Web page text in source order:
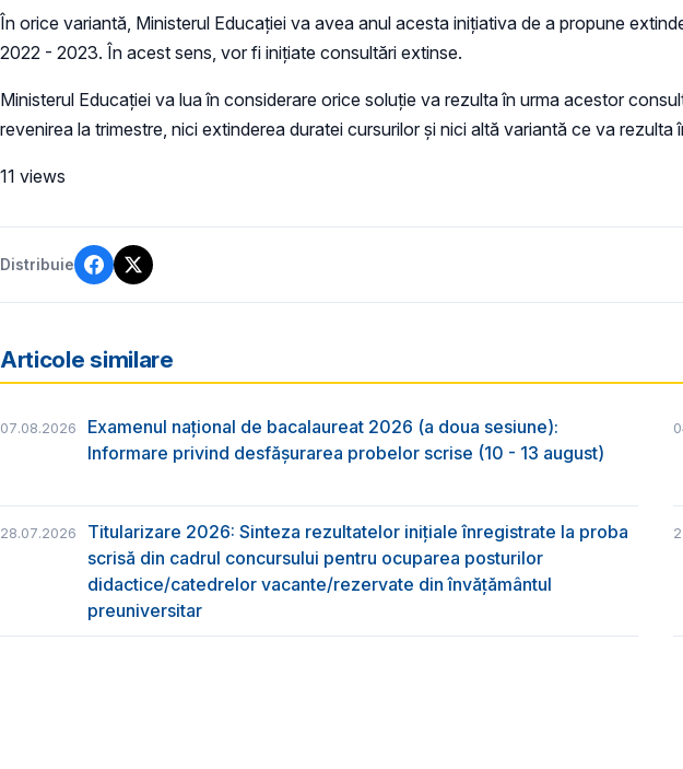
În orice variantă, Ministerul Educației va avea anul acesta inițiativa de a propune
2022 - 2023. În acest sens, vor fi inițiate consultări extinse.
Ministerul Educației va lua în considerare orice soluție va rezulta în urma acestor
revenirea la trimestre, nici extinderea duratei cursurilor și nici altă variantă ce va rezulta
11 views
Distribuie
Articole similare
07.08.2026
Examenul național de bacalaureat 2026 (a doua sesiune):
Informare privind desfășurarea probelor scrise (10 - 13 august)
28.07.2026
Titularizare 2026: Sinteza rezultatelor inițiale înregistrate la proba
scrisă din cadrul concursului pentru ocuparea posturilor
didactice/catedrelor vacante/rezervate din învăţământul
preuniversitar